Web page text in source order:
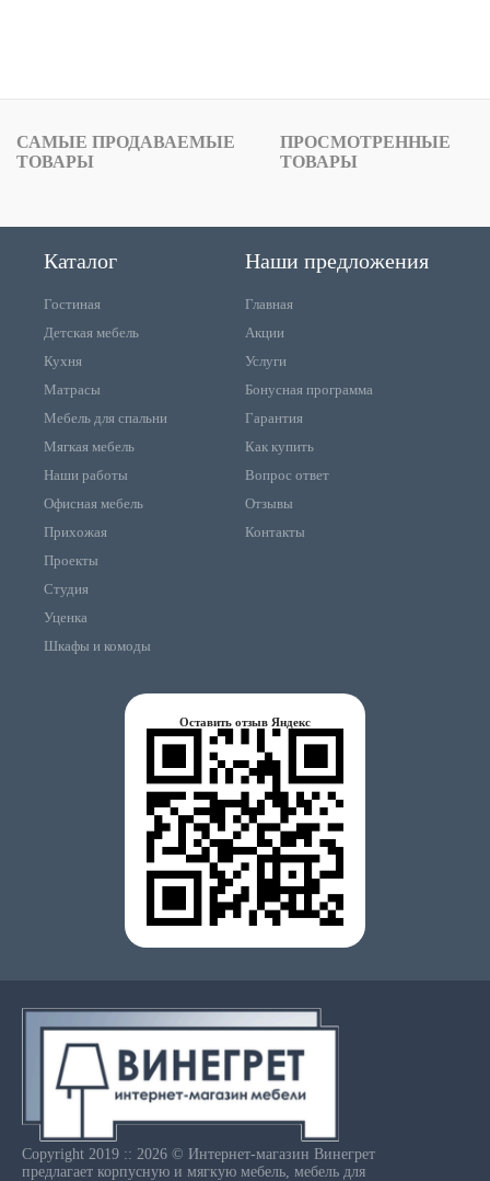
САМЫЕ ПРОДАВАЕМЫЕ
ТОВАРЫ
ПРОСМОТРЕННЫЕ
ТОВАРЫ
Каталог
Гостиная
Детская мебель
Кухня
Матрасы
Мебель для спальни
Мягкая мебель
Наши работы
Офисная мебель
Прихожая
Проекты
Студия
Уценка
Шкафы и комоды
Наши предложения
Главная
Акции
Услуги
Бонусная программа
Гарантия
Как купить
Вопрос ответ
Отзывы
Контакты
Оставить отзыв Яндекс
Copyright 2019 :: 2026 © Интернет-магазин Винегрет
предлагает корпусную и мягкую мебель, мебель для